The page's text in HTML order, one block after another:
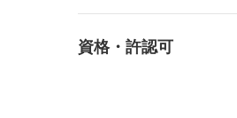
資格・許認可